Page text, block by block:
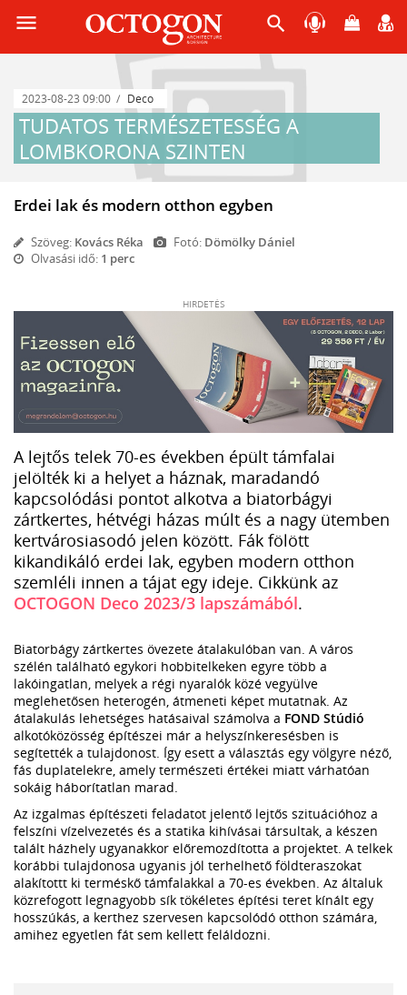
menu search
2023-08-23 09:00 Deco
TUDATOS TERMÉSZETESSÉG A
LOMBKORONA SZINTEN
Erdei lak és modern otthon egyben
Szöveg: Kovács Réka Fotó: Dömölky Dániel
Olvasási idő: 1 perc
HIRDETÉS
A lejtős telek 70-es években épült támfalai
jelölték ki a helyet a háznak, maradandó
kapcsolódási pontot alkotva a biatorbágyi
zártkertes, hétvégi házas múlt és a nagy ütemben
kertvárosiasodó jelen között. Fák fölött
kikandikáló erdei lak, egyben modern otthon
szemléli innen a tájat egy ideje. Cikkünk az
OCTOGON Deco 2023/3 lapszámából.
Biatorbágy zártkertes övezete átalakulóban van. A város
szélén található egykori hobbitelkeken egyre több a
lakóingatlan, melyek a régi nyaralók közé vegyülve
meglehetősen heterogén, átmeneti képet mutatnak. Az
átalakulás lehetséges hatásaival számolva a FOND Stúdió
alkotóközösség építészei már a helyszínkeresésben is
segítették a tulajdonost. Így esett a választás egy völgyre néző,
fás duplatelekre, amely természeti értékei miatt várhatóan
sokáig háborítatlan marad.
Az izgalmas építészeti feladatot jelentő lejtős szituációhoz a
felszíni vízelvezetés és a statika kihívásai társultak, a készen
talált házhely ugyanakkor előremozdította a projektet. A telkek
korábbi tulajdonosa ugyanis jól terhelhető földteraszokat
alakítottt ki terméskő támfalakkal a 70-es években. Az általuk
közrefogott legnagyobb sík tökéletes építési teret kínált egy
hosszúkás, a kerthez szervesen kapcsolódó otthon számára,
amihez egyetlen fát sem kellett feláldozni.